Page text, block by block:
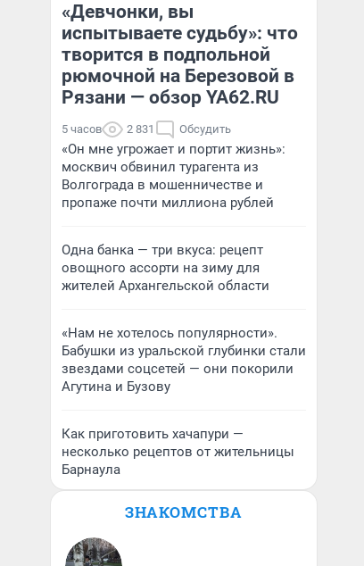
«Девчонки, вы
испытываете судьбу»: что
творится в подпольной
рюмочной на Березовой в
Рязани — обзор YA62.RU
5 часов 2 831 Обсудить
«Он мне угрожает и портит жизнь»:
москвич обвинил турагента из
Волгограда в мошенничестве и
пропаже почти миллиона рублей
Одна банка — три вкуса: рецепт
овощного ассорти на зиму для
жителей Архангельской области
«Нам не хотелось популярности».
Бабушки из уральской глубинки стали
звездами соцсетей — они покорили
Агутина и Бузову
Как приготовить хачапури —
несколько рецептов от жительницы
Барнаула
ЗНАКОМСТВА